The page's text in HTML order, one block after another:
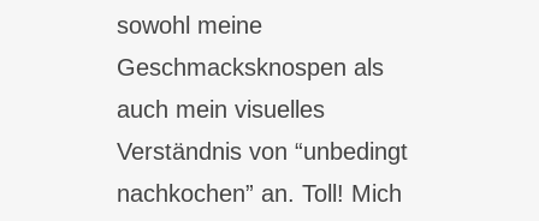
sowohl meine
Geschmacksknospen als
auch mein visuelles
Verständnis von “unbedingt
nachkochen” an. Toll! Mich